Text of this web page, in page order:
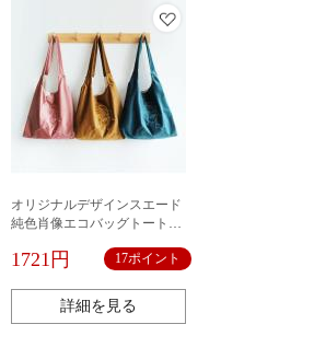
オリジナルデザインスエード
純色肖像エコバッグトートバ
1721円 17ポイント
詳細を見る